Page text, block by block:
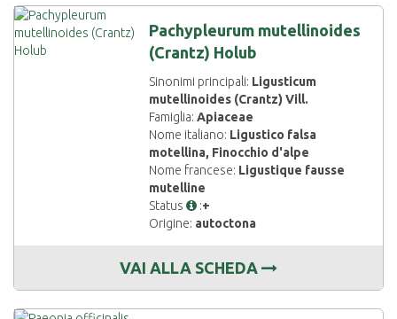
Pachypleurum mutellinoides
(Crantz) Holub
Sinonimi principali: Ligusticum
mutellinoides (Crantz) Vill.
Famiglia:Apiaceae
Nome italiano: Ligustico falsa
motellina, Finocchio d'alpe
Nome francese: Ligustique fausse
mutelline
Status
:+
Origine: autoctona
VAI ALLA SCHEDA